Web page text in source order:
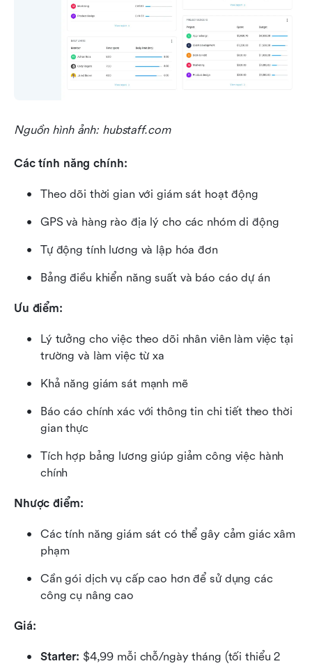
Nguồn hình ảnh: hubstaff.com
Các tính năng chính:
Theo dõi thời gian với giám sát hoạt động
GPS và hàng rào địa lý cho các nhóm di động
Tự động tính lương và lập hóa đơn
Bảng điều khiển năng suất và báo cáo dự án
Ưu điểm:
Lý tưởng cho việc theo dõi nhân viên làm việc tại
trường và làm việc từ xa
Khả năng giám sát mạnh mẽ
Báo cáo chính xác với thông tin chi tiết theo thời
gian thực
Tích hợp bảng lương giúp giảm công việc hành
chính
Nhược điểm:
Các tính năng giám sát có thể gây cảm giác xâm
phạm
Cần gói dịch vụ cấp cao hơn để sử dụng các
công cụ nâng cao
Giá:
Starter: $4,99 mỗi chỗ/ngày tháng (tối thiểu 2